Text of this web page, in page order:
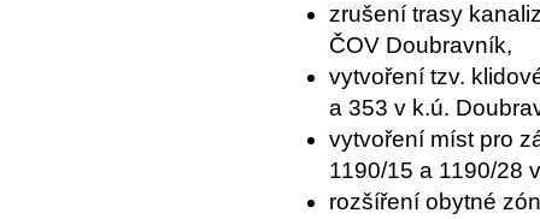
zrušení trasy
ČOV Doubravník,
vytvoření tzv.
a 353 v k.ú.
vytvoření míst pro
1190/15 a 1190/28
rozšíření obytné